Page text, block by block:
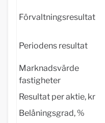
Förvaltningsresultat
Periodens resultat
Marknadsvärde
fastigheter
Resultat per aktie, kr
Belåningsgrad, %